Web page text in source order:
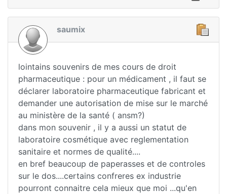
saumix
lointains souvenirs de mes cours de droit
pharmaceutique : pour un médicament , il faut se
déclarer laboratoire pharmaceutique fabricant et
demander une autorisation de mise sur le marché
au ministère de la santé ( ansm?)
dans mon souvenir , il y a aussi un statut de
laboratoire cosmétique avec reglementation
sanitaire et normes de qualité....
en bref beaucoup de paperasses et de controles
sur le dos....certains confreres ex industrie
pourront connaitre cela mieux que moi ...qu'en